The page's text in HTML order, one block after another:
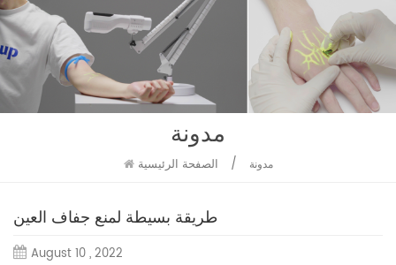
مدونة
الصفحة الرئيسية / مدونة
طريقة بسيطة لمنع جفاف العين
August 10 , 2022